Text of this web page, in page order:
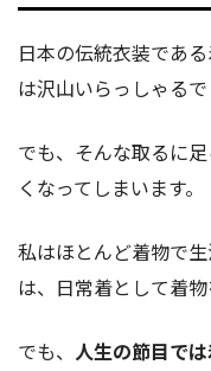
日本の伝統衣装であ
は沢山いらっしゃるで
でも、そんな取るに
くなってしまいます。
私はほとんど着物で
は、日常着として着
でも、 人生の節目では